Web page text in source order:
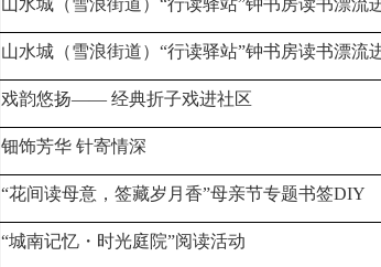
山水城（雪浪街道）“行读驿站”钟书房读书漂流
山水城（雪浪街道）“行读驿站”钟书房读书漂流
戏韵悠扬—— 经典折子戏进社区
钿饰芳华 针寄情深
“花间读母意，签藏岁月香”母亲节专题书签DIY
“城南记忆 ・ 时光庭院”阅读活动